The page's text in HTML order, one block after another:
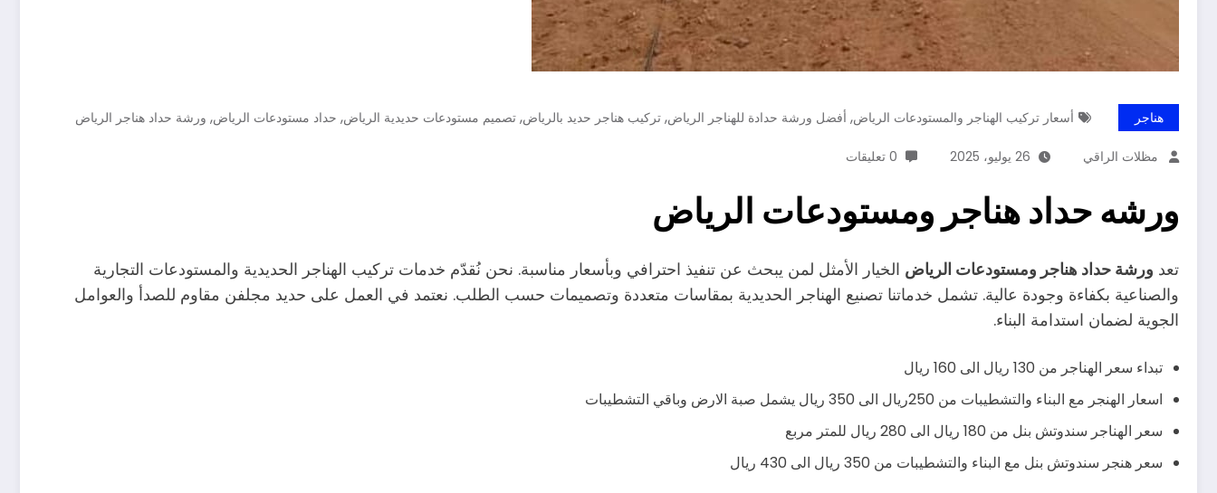
هناجر أسعار تركيب الهناجر والمستودعات الرياض, أفضل ورشة حدادة للهناجر الرياض, تركيب هناجر حديد بالرياض, تصميم مستودعات حديدية الرياض, حداد مستودعات الرياض, ورشة حداد هناجر الرياض
مظلات الراقي 26 يوليو، 2025 0 تعليقات
ورشه حداد هناجر ومستودعات الرياض
تعد ورشة حداد هناجر ومستودعات الرياض الخيار الأمثل لمن يبحث عن تنفيذ احترافي وبأسعار مناسبة. نحن نُقدّم خدمات تركيب الهناجر الحديدية والمستودعات التجارية
والصناعية بكفاءة وجودة عالية. تشمل خدماتنا تصنيع الهناجر الحديدية بمقاسات متعددة وتصميمات حسب الطلب. نعتمد في العمل على حديد مجلفن مقاوم للصدأ والعوامل
الجوية لضمان استدامة البناء.
تبداء سعر الهناجر من 130 ريال الى 160 ريال
اسعار الهنجر مع البناء والتشطيبات من 250ريال الى 350 ريال يشمل صبة الارض وباقي التشطيبات
سعر الهناجر سندوتش بنل من 180 ريال الى 280 ريال للمتر مربع
سعر هنجر سندوتش بنل مع البناء والتشطيبات من 350 ريال الى 430 ريال